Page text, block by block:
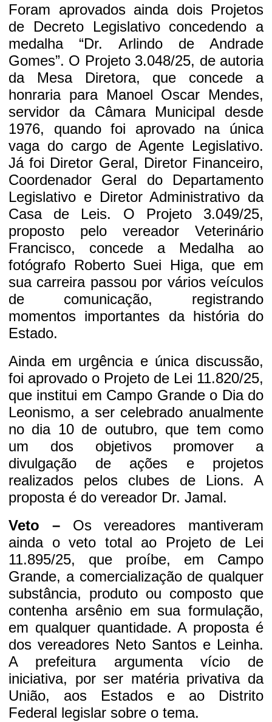
Foram aprovados ainda dois Projetos
de Decreto Legislativo concedendo a
medalha “Dr. Arlindo de Andrade
Gomes”. O Projeto 3.048/25, de autoria
da Mesa Diretora, que concede a
honraria para Manoel Oscar Mendes,
servidor da Câmara Municipal desde
1976, quando foi aprovado na única
vaga do cargo de Agente Legislativo.
Já foi Diretor Geral, Diretor Financeiro,
Coordenador Geral do Departamento
Legislativo e Diretor Administrativo da
Casa de Leis. O Projeto 3.049/25,
proposto pelo vereador Veterinário
Francisco, concede a Medalha ao
fotógrafo Roberto Suei Higa, que em
sua carreira passou por vários veículos
de comunicação, registrando
momentos importantes da história do
Estado.
Ainda em urgência e única discussão,
foi aprovado o Projeto de Lei 11.820/25,
que institui em Campo Grande o Dia do
Leonismo, a ser celebrado anualmente
no dia 10 de outubro, que tem como
um dos objetivos promover a
divulgação de ações e projetos
realizados pelos clubes de Lions. A
proposta é do vereador Dr. Jamal.
Veto –Os vereadores mantiveram
ainda o veto total ao Projeto de Lei
11.895/25, que proíbe, em Campo
Grande, a comercialização de qualquer
substância, produto ou composto que
contenha arsênio em sua formulação,
em qualquer quantidade. A proposta é
dos vereadores Neto Santos e Leinha.
A prefeitura argumenta vício de
iniciativa, por ser matéria privativa da
União, aos Estados e ao Distrito
Federal legislar sobre o tema.